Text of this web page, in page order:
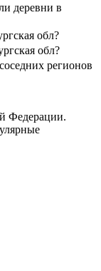
деревни в
обл?
обл?
регионов
Федерации.